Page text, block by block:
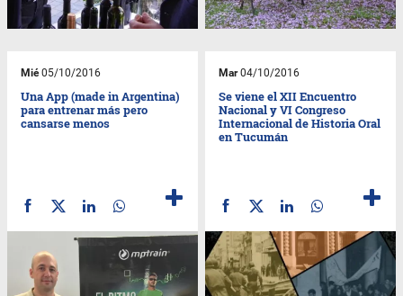
Mié05/10/2016
Una App (made in Argentina)
para entrenar más pero
cansarse menos
Mar04/10/2016
Se viene el XII Encuentro
Nacional y VI Congreso
Internacional de Historia Oral
en Tucumán